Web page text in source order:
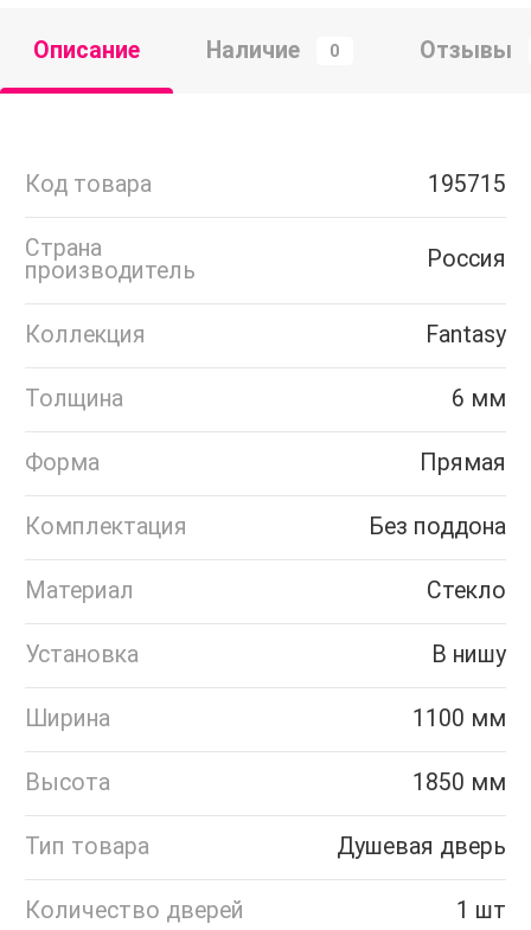
Описание Наличие 0 Отзывы
Код товара 195715
Страна
производитель
Россия
Коллекция Fantasy
Толщина 6 мм
Форма Прямая
Комплектация Без поддона
Материал Стекло
Установка В нишу
Ширина 1100 мм
Высота 1850 мм
Тип товара Душевая дверь
Количество дверей 1 шт